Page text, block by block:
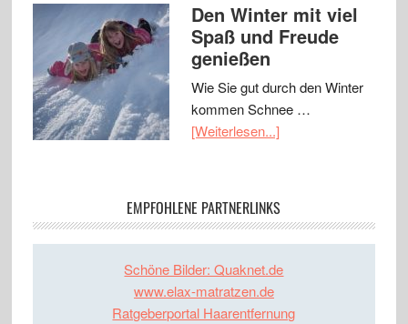
Den Winter mit viel
Spaß und Freude
genießen
Wie Sie gut durch den Winter
kommen Schnee …
[Weiterlesen...]
EMPFOHLENE PARTNERLINKS
Schöne Bilder: Quaknet.de
www.elax-matratzen.de
Ratgeberportal Haarentfernung